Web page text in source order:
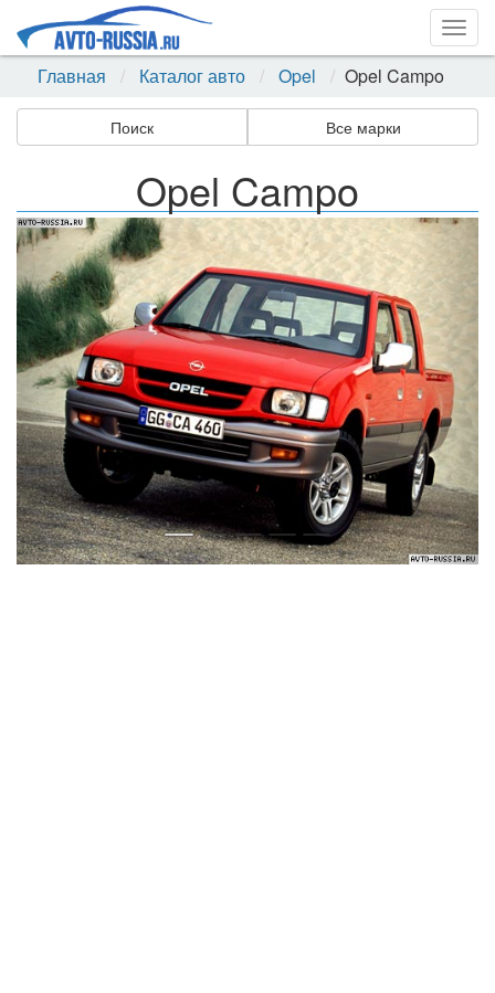
Главная
Каталог авто Opel Opel Campo
Поиск Все марки
Opel Campo
Назад